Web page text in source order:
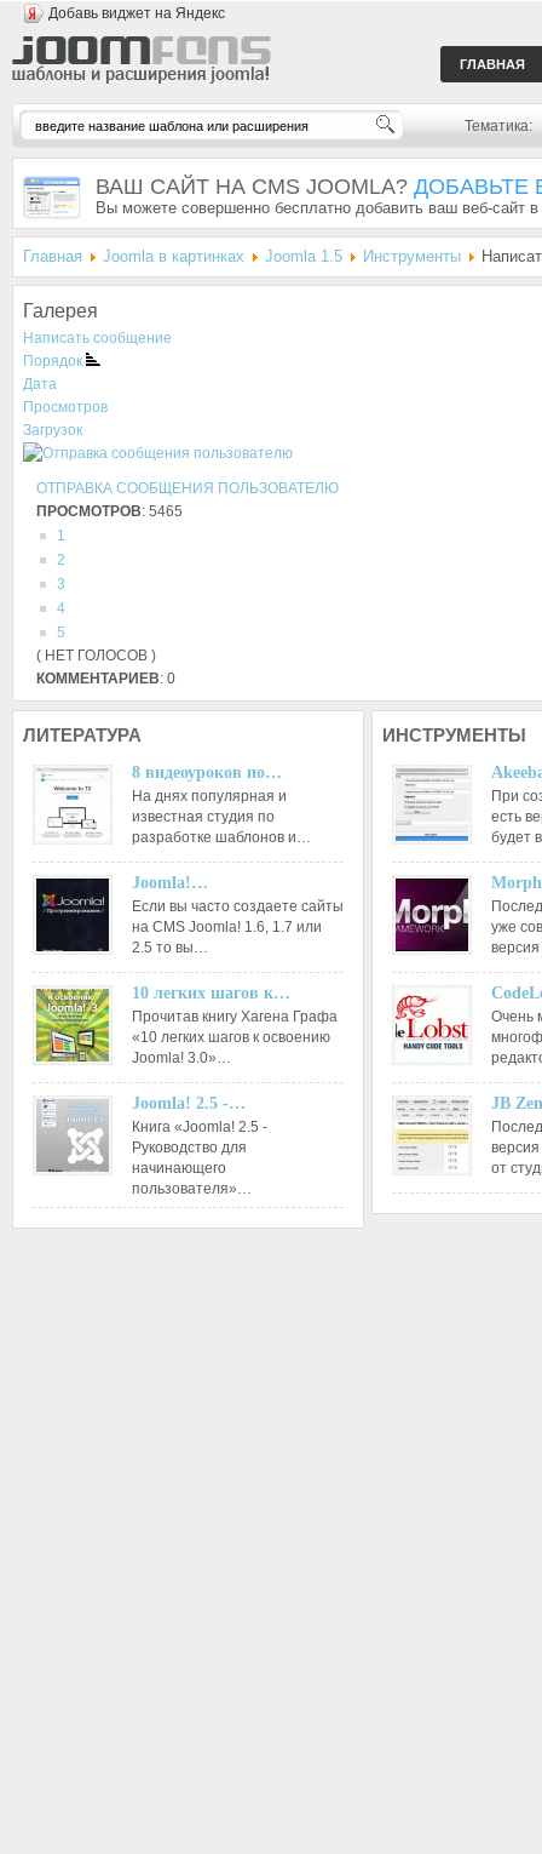
Добавь виджет на Яндекс
ГЛАВНАЯ
Тематика:
ВАШ САЙТ НА CMS JOOMLA? ДОБАВЬТЕ
Вы можете совершенно бесплатно добавить ваш веб-сайт
Главная Joomla в картинках Joomla 1.5 Инструменты
Галерея
Написать сообщение
Порядок
Дата
Просмотров
Загрузок
ОТПРАВКА СООБЩЕНИЯ ПОЛЬЗОВАТЕЛЮ
ПРОСМОТРОВ: 5465
1
2
3
4
5
( НЕТ ГОЛОСОВ )
КОММЕНТАРИЕВ: 0
ЛИТЕРАТУРА
8 видеоуроков по…
На днях популярная и
известная студия по
разработке шаблонов и…
Joomla!…
Если вы часто создаете сайты
на CMS Joomla! 1.6, 1.7 или
2.5 то вы…
10 легких шагов к…
Прочитав книгу Хагена Графа
«10 легких шагов к освоению
Joomla! 3.0»…
Joomla! 2.5 -…
Книга «Joomla! 2.5 -
Руководство для
начинающего
пользователя»…
ИНСТРУМЕНТЫ
При
есть
будет
уже
Очень
JB
от